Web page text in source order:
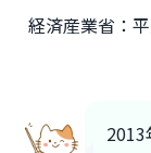
経済産業省：
2013